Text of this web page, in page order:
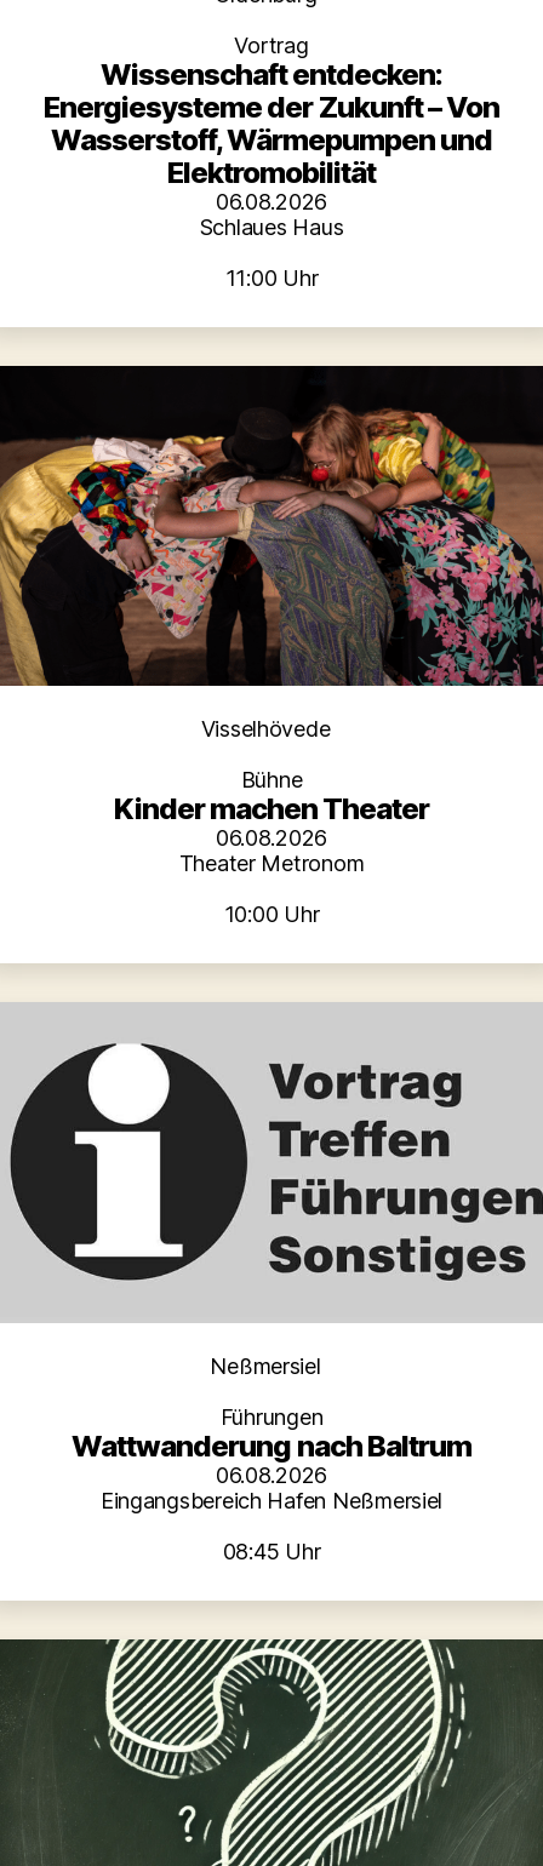
Vortrag
Wissenschaft entdecken:
Energiesysteme der Zukunft – Von
Wasserstoff, Wärmepumpen und
Elektromobilität
06.08.2026
Schlaues Haus
11:00 Uhr
Kategorien
Visselhövede
Bühne
Kinder machen Theater
06.08.2026
Theater Metronom
10:00 Uhr
Kategorien
Neßmersiel
Führungen
Wattwanderung nach Baltrum
06.08.2026
Eingangsbereich Hafen Neßmersiel
08:45 Uhr